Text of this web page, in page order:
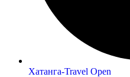
Хатанга-Travel Open